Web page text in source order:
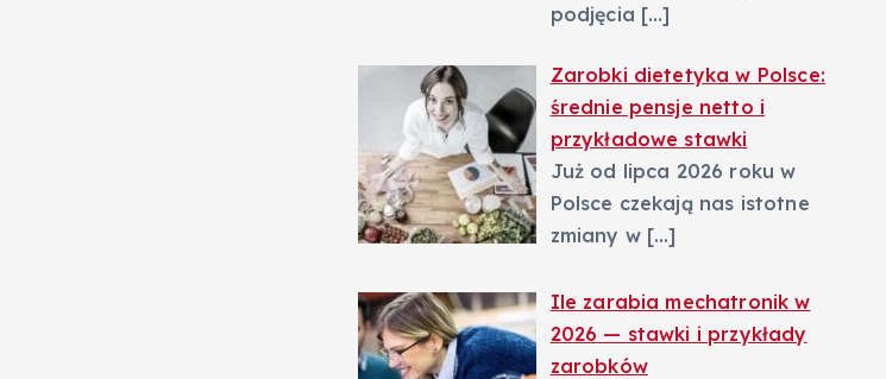
podjęcia […]
Zarobki dietetyka w Polsce:
średnie pensje netto i
przykładowe stawki
Już od lipca 2026 roku w
Polsce czekają nas istotne
zmiany w […]
Ile zarabia mechatronik w
2026 — stawki i przykłady
zarobków